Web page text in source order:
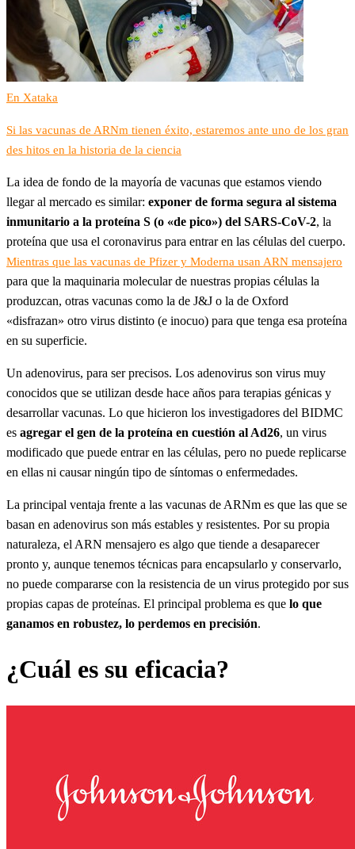
En Xataka
Si las vacunas de ARNm tienen éxito, estaremos ante uno de los gran
des hitos en la historia de la ciencia
La idea de fondo de la mayoría de vacunas que estamos viendo
llegar al mercado es similar: exponer de forma segura al sistema
inmunitario a la proteína S (o «de pico») del SARS-CoV-2, la
proteína que usa el coronavirus para entrar en las células del cuerpo.
Mientras que las vacunas de Pfizer y Moderna usan ARN mensajero
para que la maquinaria molecular de nuestras propias células la
produzcan, otras vacunas como la de J&J o la de Oxford
«disfrazan» otro virus distinto (e inocuo) para que tenga esa proteína
en su superficie.
Un adenovirus, para ser precisos. Los adenovirus son virus muy
conocidos que se utilizan desde hace años para terapias génicas y
desarrollar vacunas. Lo que hicieron los investigadores del BIDMC
es agregar el gen de la proteína en cuestión al Ad26, un virus
modificado que puede entrar en las células, pero no puede replicarse
en ellas ni causar ningún tipo de síntomas o enfermedades.
La principal ventaja frente a las vacunas de ARNm es que las que se
basan en adenovirus son más estables y resistentes. Por su propia
naturaleza, el ARN mensajero es algo que tiende a desaparecer
pronto y, aunque tenemos técnicas para encapsularlo y conservarlo,
no puede compararse con la resistencia de un virus protegido por sus
propias capas de proteínas. El principal problema es que lo que
ganamos en robustez, lo perdemos en precisión.
¿Cuál es su eficacia?